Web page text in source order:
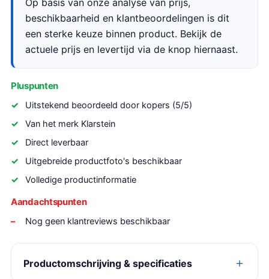
Op basis van onze analyse van prijs,
beschikbaarheid en klantbeoordelingen is dit
een sterke keuze binnen product. Bekijk de
actuele prijs en levertijd via de knop hiernaast.
Pluspunten
Uitstekend beoordeeld door kopers (5/5)
Van het merk Klarstein
Direct leverbaar
Uitgebreide productfoto's beschikbaar
Volledige productinformatie
Aandachtspunten
Nog geen klantreviews beschikbaar
Productomschrijving & specificaties